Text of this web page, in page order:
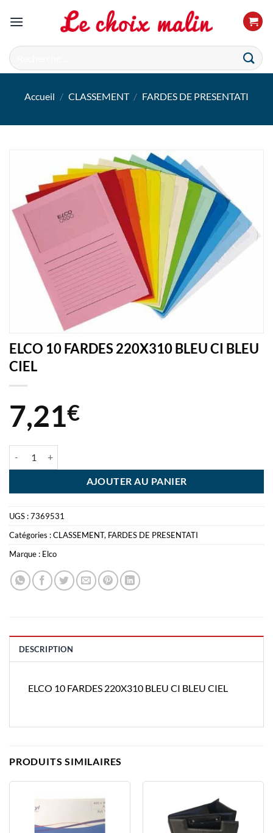
Recherche
pour :
Accueil / CLASSEMENT / FARDES DE PRESENTATI
ELCO 10 FARDES 220X310 BLEU CI BLEU
CIEL
7,21€
AJOUTER AU PANIER
UGS :7369531
Catégories :CLASSEMENT, FARDES DE PRESENTATI
Marque : Elco
DESCRIPTION
ELCO 10 FARDES 220X310 BLEU CI BLEU CIEL
PRODUITS SIMILAIRES